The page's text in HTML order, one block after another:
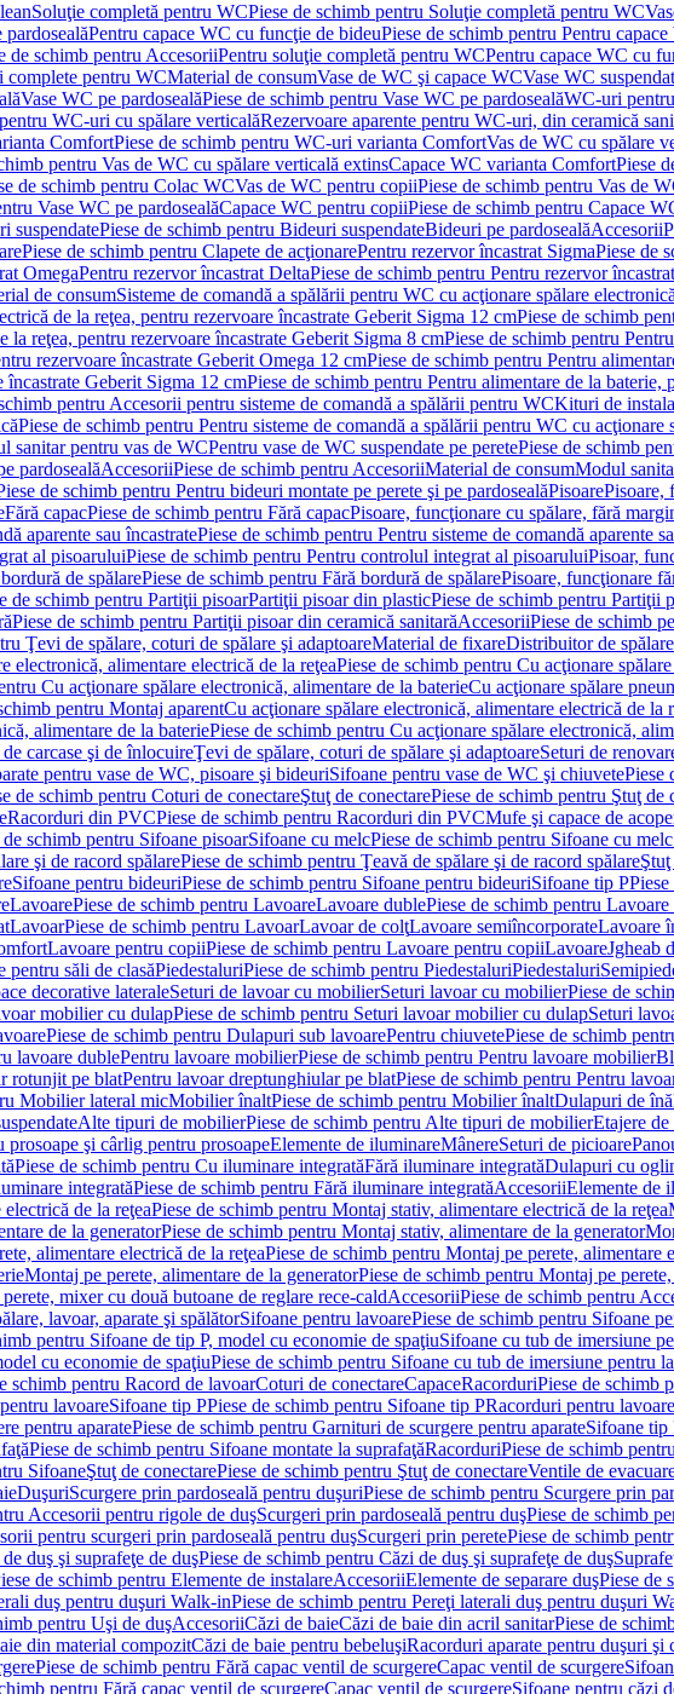
Soluţie completă pentru WCPiese de schimb pentru Soluţie completă pentru WC
Pentru capace WC cu funcţie de bideuPiese de schimb pentru Pentru
de schimb pentru AccesoriiPentru soluţie completă pentru WCPentru capace WC cu
complete pentru WCMaterial de consumVase de WC şi capace WCVase WC
Vase WC pe pardosealăPiese de schimb pentru Vase WC pe pardosealăWC-uri
WC-uri cu spălare verticalăRezervoare aparente pentru WC-uri, din ceramică
ComfortPiese de schimb pentru WC-uri varianta ComfortVas de WC cu spălare
pentru Vas de WC cu spălare verticală extinsCapace WC varianta ComfortPiese
de schimb pentru Colac WCVas de WC pentru copiiPiese de schimb pentru Vas de
Vase WC pe pardosealăCapace WC pentru copiiPiese de schimb pentru Capace
suspendatePiese de schimb pentru Bideuri suspendateBideuri pe pardosealăAccesorii
Piese de schimb pentru Clapete de acţionarePentru rezervor încastrat SigmaPiese de
OmegaPentru rezervor încastrat DeltaPiese de schimb pentru Pentru rezervor
de consumSisteme de comandă a spălării pentru WC cu acţionare spălare electronică
de la reţea, pentru rezervoare încastrate Geberit Sigma 12 cmPiese de schimb
la reţea, pentru rezervoare încastrate Geberit Sigma 8 cmPiese de schimb pentru
rezervoare încastrate Geberit Omega 12 cmPiese de schimb pentru Pentru
încastrate Geberit Sigma 12 cmPiese de schimb pentru Pentru alimentare de la
pentru Accesorii pentru sisteme de comandă a spălării pentru WCKituri de
Piese de schimb pentru Pentru sisteme de comandă a spălării pentru WC cu acţionare
sanitar pentru vas de WCPentru vase de WC suspendate pe peretePiese de schimb
pardosealăAccesoriiPiese de schimb pentru AccesoriiMaterial de consumModul
de schimb pentru Pentru bideuri montate pe perete şi pe pardosealăPisoarePisoare,
Fără capacPiese de schimb pentru Fără capacPisoare, funcţionare cu spălare, fără
aparente sau încastratePiese de schimb pentru Pentru sisteme de comandă aparente
al pisoaruluiPiese de schimb pentru Pentru controlul integrat al pisoaruluiPisoar,
de spălarePiese de schimb pentru Fără bordură de spălarePisoare, funcţionare
de schimb pentru Partiţii pisoarPartiţii pisoar din plasticPiese de schimb pentru Partiţii
Piese de schimb pentru Partiţii pisoar din ceramică sanitarăAccesoriiPiese de schimb
Ţevi de spălare, coturi de spălare şi adaptoareMaterial de fixareDistribuitor de spălare
electronică, alimentare electrică de la reţeaPiese de schimb pentru Cu acţionare
Cu acţionare spălare electronică, alimentare de la baterieCu acţionare spălare
pentru Montaj aparentCu acţionare spălare electronică, alimentare electrică de la
alimentare de la bateriePiese de schimb pentru Cu acţionare spălare electronică,
carcase şi de înlocuireŢevi de spălare, coturi de spălare şi adaptoareSeturi de
pentru vase de WC, pisoare şi bideuriSifoane pentru vase de WC şi chiuvetePiese
de schimb pentru Coturi de conectareŞtuţ de conectarePiese de schimb pentru Ştuţ de
Racorduri din PVCPiese de schimb pentru Racorduri din PVCMufe şi capace de
de schimb pentru Sifoane pisoarSifoane cu melcPiese de schimb pentru Sifoane cu melc
şi de racord spălarePiese de schimb pentru Ţeavă de spălare şi de racord spălare
Sifoane pentru bideuriPiese de schimb pentru Sifoane pentru bideuriSifoane tip P
LavoarePiese de schimb pentru LavoareLavoare dublePiese de schimb pentru
LavoarPiese de schimb pentru LavoarLavoar de colţLavoare semiîncorporateLavoare
Lavoare pentru copiiPiese de schimb pentru Lavoare pentru copiiLavoareJgheab
pentru săli de clasăPiedestaluriPiese de schimb pentru PiedestaluriPiedestaluri
decorative lateraleSeturi de lavoar cu mobilierSeturi lavoar cu mobilierPiese de
mobilier cu dulapPiese de schimb pentru Seturi lavoar mobilier cu dulapSeturi
Piese de schimb pentru Dulapuri sub lavoarePentru chiuvetePiese de schimb
lavoare dublePentru lavoare mobilierPiese de schimb pentru Pentru lavoare mobilier
rotunjit pe blatPentru lavoar dreptunghiular pe blatPiese de schimb pentru Pentru
Mobilier lateral micMobilier înaltPiese de schimb pentru Mobilier înaltDulapuri de
Alte tipuri de mobilierPiese de schimb pentru Alte tipuri de mobilierEtajere de
prosoape şi cârlig pentru prosoapeElemente de iluminareMânereSeturi de picioare
Piese de schimb pentru Cu iluminare integratăFără iluminare integratăDulapuri cu
integratăPiese de schimb pentru Fără iluminare integratăAccesoriiElemente de
de la reţeaPiese de schimb pentru Montaj stativ, alimentare electrică de la reţea
de la generatorPiese de schimb pentru Montaj stativ, alimentare de la generator
alimentare electrică de la reţeaPiese de schimb pentru Montaj pe perete, alimentare
Montaj pe perete, alimentare de la generatorPiese de schimb pentru Montaj pe
mixer cu două butoane de reglare rece-caldAccesoriiPiese de schimb pentru
lavoar, aparate şi spălătorSifoane pentru lavoarePiese de schimb pentru Sifoane
pentru Sifoane de tip P, model cu economie de spaţiuSifoane cu tub de imersiune
cu economie de spaţiuPiese de schimb pentru Sifoane cu tub de imersiune pentru
schimb pentru Racord de lavoarCoturi de conectareCapaceRacorduriPiese de schimb
lavoareSifoane tip PPiese de schimb pentru Sifoane tip PRacorduri pentru lavoare
pentru aparatePiese de schimb pentru Garnituri de scurgere pentru aparateSifoane tip
Piese de schimb pentru Sifoane montate la suprafaţăRacorduriPiese de schimb
SifoaneŞtuţ de conectarePiese de schimb pentru Ştuţ de conectareVentile de
DuşuriScurgere prin pardoseală pentru duşuriPiese de schimb pentru Scurgere prin
Accesorii pentru rigole de duşScurgeri prin pardoseală pentru duşPiese de schimb
pentru scurgeri prin pardoseală pentru duşScurgeri prin peretePiese de schimb
duş şi suprafeţe de duşPiese de schimb pentru Căzi de duş şi suprafeţe de duş
de schimb pentru Elemente de instalareAccesoriiElemente de separare duşPiese de
duş pentru duşuri Walk-inPiese de schimb pentru Pereţi laterali duş pentru duşuri
pentru Uşi de duşAccesoriiCăzi de baieCăzi de baie din acril sanitarPiese de
din material compozitCăzi de baie pentru bebeluşiRacorduri aparate pentru duşuri şi
Piese de schimb pentru Fără capac ventil de scurgereCapac ventil de scurgere
pentru Fără capac ventil de scurgereCapac ventil de scurgereSifoane pentru căzi